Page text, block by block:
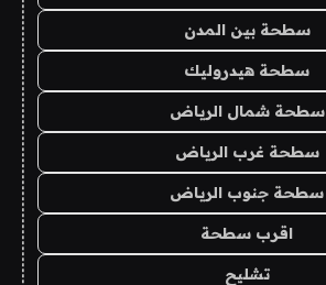
سطحة بين المدن
سطحة هيدروليك
سطحة شمال الرياض
سطحة غرب الرياض
سطحة جنوب الرياض
اقرب سطحة
تشليح